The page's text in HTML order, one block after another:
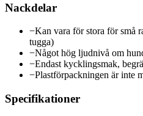
Nackdelar
−Kan vara för stora för små
tugga)
−Något hög ljudnivå om
−Endast kycklingsmak,
−Plastförpackningen är inte
Specifikationer